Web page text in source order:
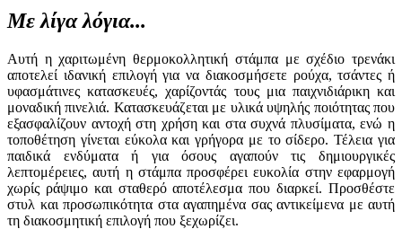
Με λίγα λόγια...
Αυτή η χαριτωμένη θερμοκολλητική στάμπα με σχέδιο τρενάκι
αποτελεί ιδανική επιλογή για να διακοσμήσετε ρούχα, τσάντες ή
υφασμάτινες κατασκευές, χαρίζοντάς τους μια παιχνιδιάρικη και
μοναδική πινελιά. Κατασκευάζεται με υλικά υψηλής ποιότητας που
εξασφαλίζουν αντοχή στη χρήση και στα συχνά πλυσίματα, ενώ η
τοποθέτηση γίνεται εύκολα και γρήγορα με το σίδερο. Τέλεια για
παιδικά ενδύματα ή για όσους αγαπούν τις δημιουργικές
λεπτομέρειες, αυτή η στάμπα προσφέρει ευκολία στην εφαρμογή
χωρίς ράψιμο και σταθερό αποτέλεσμα που διαρκεί. Προσθέστε
στυλ και προσωπικότητα στα αγαπημένα σας αντικείμενα με αυτή
τη διακοσμητική επιλογή που ξεχωρίζει.